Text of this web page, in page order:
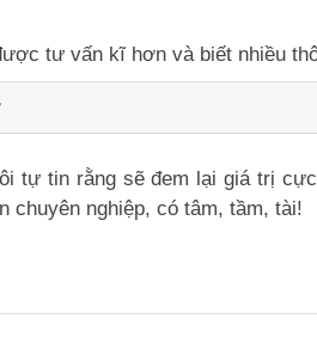
tư vấn kĩ hơn và biết nhiều
tự tin rằng sẽ đem lại giá trị
chuyên nghiệp, có tâm, tầm, tài!